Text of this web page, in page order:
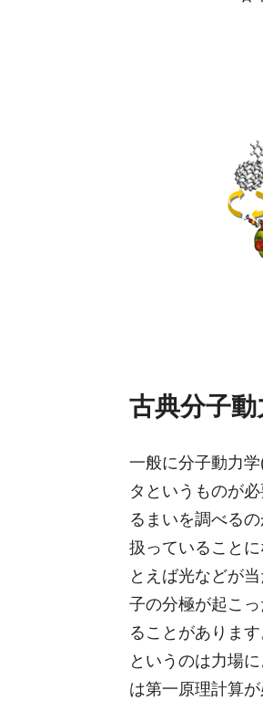
古典分子
一般に分子動力
タというものが
るまいを調べる
扱っていること
とえば光などが
子の分極が起こ
ることがありま
というのは力場
は第一原理計算が